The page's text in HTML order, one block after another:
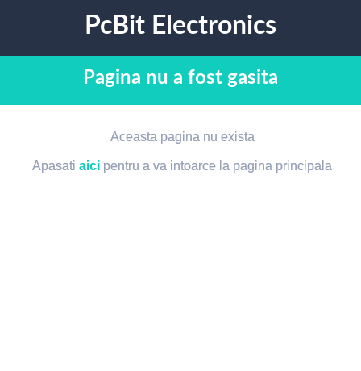
PcBit Electronics
Pagina nu a fost gasita
Aceasta pagina nu exista
Apasatiaici pentru a va intoarce la pagina principala